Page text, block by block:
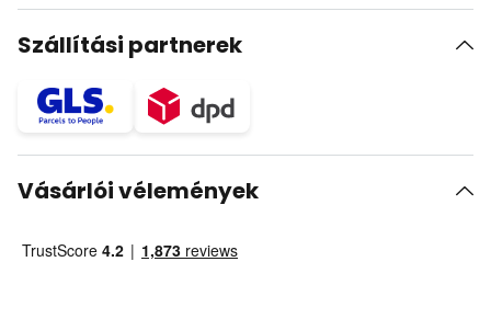
Szállítási partnerek
Vásárlói vélemények